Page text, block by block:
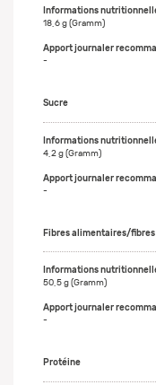
18,6 g (Gramm)
-
Sucre
4,2 g (Gramm)
-
Fibres alimentaires/fibres
50,5 g (Gramm)
-
Protéine